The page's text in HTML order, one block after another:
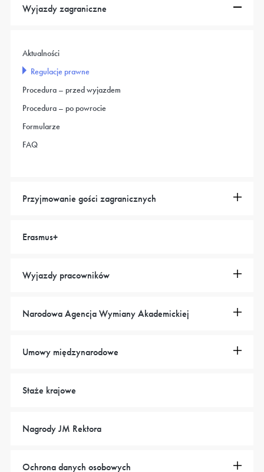
Wyjazdy zagraniczne
Aktualności
Regulacje prawne
Procedura – przed wyjazdem
Procedura – po powrocie
Formularze
FAQ
Przyjmowanie gości zagranicznych
Erasmus+
Wyjazdy pracowników
Narodowa Agencja Wymiany Akademickiej
Umowy międzynarodowe
Staże krajowe
Nagrody JM Rektora
Ochrona danych osobowych